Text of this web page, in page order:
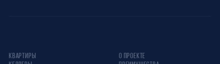
КВАРТИРЫ
О ПРОЕКТЕ